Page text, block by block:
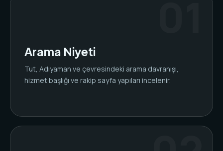
Arama Niyeti
Tut, Adıyaman ve çevresindeki arama davranışı,
hizmet başlığı ve rakip sayfa yapıları incelenir.